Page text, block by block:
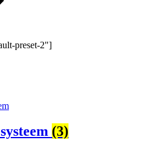
preset-2"]
(3)